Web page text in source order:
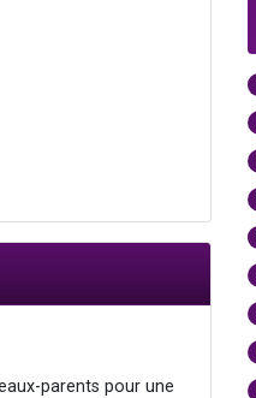
parents pour une